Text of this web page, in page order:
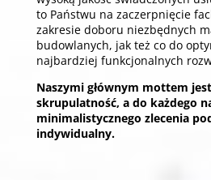
to Państwu na zaczerpnięcie
zakresie doboru niezbędnych
budowlanych, jak też co do
najbardziej funkcjonalnych
Naszymi głównym mottem
skrupulatność, a do każdego
minimalistycznego zlecenia
indywidualny.